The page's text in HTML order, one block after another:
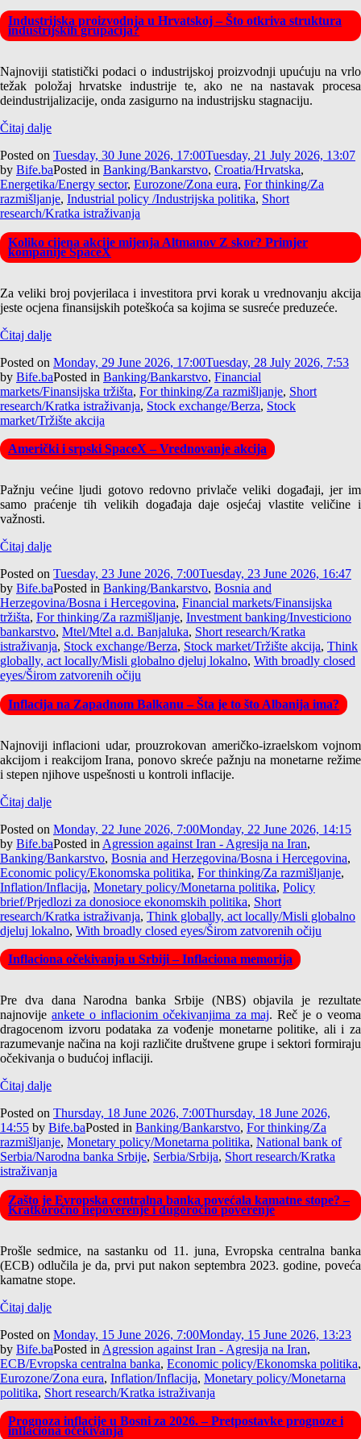
Industrijska proizvodnja u Hrvatskoj – Što otkriva struktura
industrijskih grupacija?
Najnoviji statistički podaci o industrijskoj proizvodnji upućuju na vrlo
težak položaj hrvatske industrije te, ako ne na nastavak procesa
deindustrijalizacije, onda zasigurno na industrijsku stagnaciju.
Čitaj dalje
Posted on Tuesday, 30 June 2026, 17:00Tuesday, 21 July 2026, 13:07
by Bife.baPosted in Banking/Bankarstvo, Croatia/Hrvatska,
Energetika/Energy sector, Eurozone/Zona eura, For thinking/Za
razmišljanje, Industrial policy /Industrijska politika, Short
research/Kratka istraživanja
Koliko cijena akcije mijenja Altmanov Z skor? Primjer
kompanije SpaceX
Za veliki broj povjerilaca i investitora prvi korak u vrednovanju akcija
jeste ocjena finansijskih poteškoća sa kojima se susreće preduzeće.
Čitaj dalje
Posted on Monday, 29 June 2026, 17:00Tuesday, 28 July 2026, 7:53
by Bife.baPosted in Banking/Bankarstvo, Financial
markets/Finansijska tržišta, For thinking/Za razmišljanje, Short
research/Kratka istraživanja, Stock exchange/Berza, Stock
market/Tržište akcija
Američki i srpski SpaceX – Vrednovanje akcija
Pažnju većine ljudi gotovo redovno privlače veliki događaji, jer im
samo praćenje tih velikih događaja daje osjećaj vlastite veličine i
važnosti.
Čitaj dalje
Posted on Tuesday, 23 June 2026, 7:00Tuesday, 23 June 2026, 16:47
by Bife.baPosted in Banking/Bankarstvo, Bosnia and
Herzegovina/Bosna i Hercegovina, Financial markets/Finansijska
tržišta, For thinking/Za razmišljanje, Investment banking/Investiciono
bankarstvo, Mtel/Mtel a.d. Banjaluka, Short research/Kratka
istraživanja, Stock exchange/Berza, Stock market/Tržište akcija, Think
globally, act locally/Misli globalno djeluj lokalno, With broadly closed
eyes/Širom zatvorenih očiju
Inflacija na Zapadnom Balkanu – Šta je to što Albanija ima?
Najnoviji inflacioni udar, prouzrokovan američko-izraelskom vojnom
akcijom i reakcijom Irana, ponovo skreće pažnju na monetarne režime
i stepen njihove uspešnosti u kontroli inflacije.
Čitaj dalje
Posted on Monday, 22 June 2026, 7:00Monday, 22 June 2026, 14:15
by Bife.baPosted in Agression against Iran - Agresija na Iran,
Banking/Bankarstvo, Bosnia and Herzegovina/Bosna i Hercegovina,
Economic policy/Ekonomska politika, For thinking/Za razmišljanje,
Inflation/Inflacija, Monetary policy/Monetarna politika, Policy
brief/Prjedlozi za donosioce ekonomskih politika, Short
research/Kratka istraživanja, Think globally, act locally/Misli globalno
djeluj lokalno, With broadly closed eyes/Širom zatvorenih očiju
Inflaciona očekivanja u Srbiji – Inflaciona memorija
Pre dva dana Narodna banka Srbije (NBS) objavila je rezultate
najnovije ankete o inflacionim očekivanjima za maj. Reč je o veoma
dragocenom izvoru podataka za vođenje monetarne politike, ali i za
razumevanje načina na koji različite društvene grupe i sektori formiraju
očekivanja o budućoj inflaciji.
Čitaj dalje
Posted on Thursday, 18 June 2026, 7:00Thursday, 18 June 2026,
14:55 by Bife.baPosted in Banking/Bankarstvo, For thinking/Za
razmišljanje, Monetary policy/Monetarna politika, National bank of
Serbia/Narodna banka Srbije, Serbia/Srbija, Short research/Kratka
istraživanja
Zašto je Evropska centralna banka povećala kamatne stope? –
Kratkoročno nepoverenje i dugoročno poverenje
Prošle sedmice, na sastanku od 11. juna, Evropska centralna banka
(ECB) odlučila je da, prvi put nakon septembra 2023. godine, poveća
kamatne stope.
Čitaj dalje
Posted on Monday, 15 June 2026, 7:00Monday, 15 June 2026, 13:23
by Bife.baPosted in Agression against Iran - Agresija na Iran,
ECB/Evropska centralna banka, Economic policy/Ekonomska politika,
Eurozone/Zona eura, Inflation/Inflacija, Monetary policy/Monetarna
politika, Short research/Kratka istraživanja
Prognoza inflacije u Bosni za 2026. – Pretpostavke prognoze i
inflaciona očekivanja